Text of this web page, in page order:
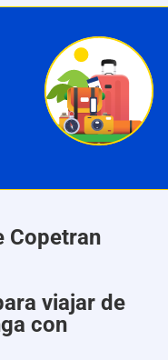
Copetran
viajar de
con